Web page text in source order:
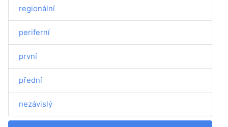
regionální
periferní
první
přední
nezávislý